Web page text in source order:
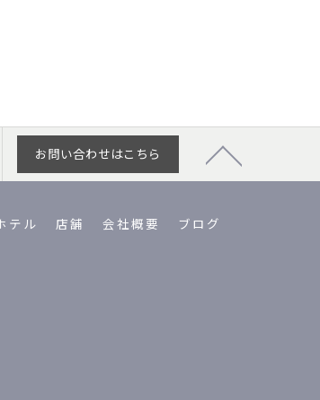
お問い合わせはこちら
テル 店舗 会社概要 ブログ